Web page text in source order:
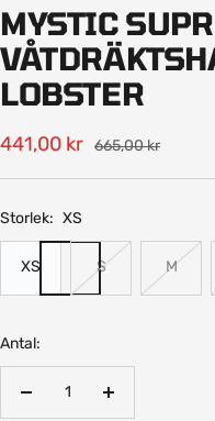
1
MYSTIC
LOBSTER
Rea-
pris
441,00 kr Pris
665,00 kr
Storlek: XS
XS S M
Antal:
Öka